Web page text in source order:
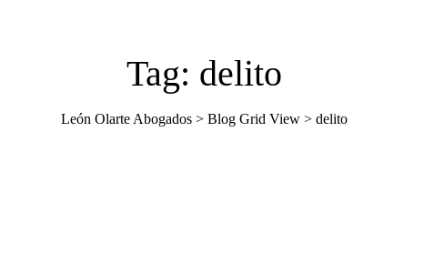
Tag: delito
León Olarte Abogados> Blog Grid View> delito